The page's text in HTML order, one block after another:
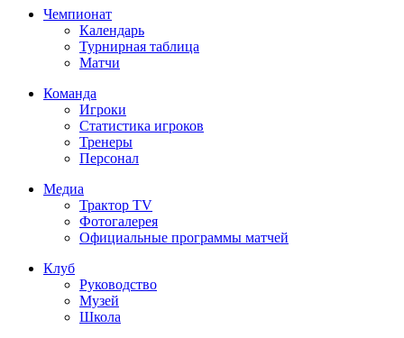
Чемпионат
Календарь
Турнирная таблица
Матчи
Команда
Игроки
Статистика игроков
Тренеры
Персонал
Медиа
Трактор TV
Фотогалерея
Официальные программы матчей
Клуб
Руководство
Музей
Школа